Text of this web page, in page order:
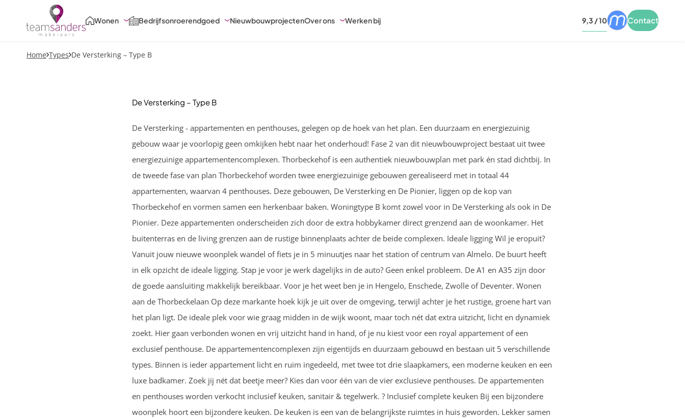
Wonen Bedrijfsonroerendgoed NieuwbouwprojectenOver ons Werken bij 9,3 / 10 Contact
Home Types De Versterking – Type B
De Versterking – Type B
De Versterking - appartementen en penthouses, gelegen op de hoek van het plan. Een duurzaam en energiezuinig
gebouw waar je voorlopig geen omkijken hebt naar het onderhoud! Fase 2 van dit nieuwbouwproject bestaat uit twee
energiezuinige appartementencomplexen. Thorbeckehof is een authentiek nieuwbouwplan met park én stad dichtbij. In
de tweede fase van plan Thorbeckehof worden twee energiezuinige gebouwen gerealiseerd met in totaal 44
appartementen, waarvan 4 penthouses. Deze gebouwen, De Versterking en De Pionier, liggen op de kop van
Thorbeckehof en vormen samen een herkenbaar baken. Woningtype B komt zowel voor in De Versterking als ook in De
Pionier. Deze appartementen onderscheiden zich door de extra hobbykamer direct grenzend aan de woonkamer. Het
buitenterras en de living grenzen aan de rustige binnenplaats achter de beide complexen. Ideale ligging Wil je eropuit?
Vanuit jouw nieuwe woonplek wandel of fiets je in 5 minuutjes naar het station of centrum van Almelo. De buurt heeft
in elk opzicht de ideale ligging. Stap je voor je werk dagelijks in de auto? Geen enkel probleem. De A1 en A35 zijn door
de goede aansluiting makkelijk bereikbaar. Voor je het weet ben je in Hengelo, Enschede, Zwolle of Deventer. Wonen
aan de Thorbeckelaan Op deze markante hoek kijk je uit over de omgeving, terwijl achter je het rustige, groene hart van
het plan ligt. De ideale plek voor wie graag midden in de wijk woont, maar toch nét dat extra uitzicht, licht en dynamiek
zoekt. Hier gaan verbonden wonen en vrij uitzicht hand in hand, of je nu kiest voor een royal appartement of een
exclusief penthouse. De appartementencomplexen zijn eigentijds en duurzaam gebouwd en bestaan uit 5 verschillende
types. Binnen is ieder appartement licht en ruim ingedeeld, met twee tot drie slaapkamers, een moderne keuken en een
luxe badkamer. Zoek jij nét dat beetje meer? Kies dan voor één van de vier exclusieve penthouses. De appartementen
en penthouses worden verkocht inclusief keuken, sanitair & tegelwerk. ? Inclusief complete keuken Bij een bijzondere
woonplek hoort een bijzondere keuken. De keuken is een van de belangrijkste ruimtes in huis geworden. Lekker samen